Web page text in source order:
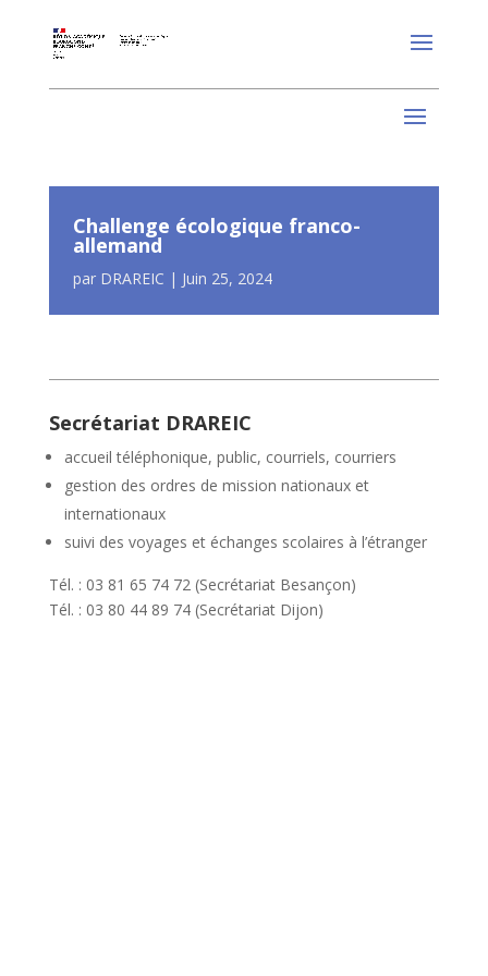
Challenge écologique franco-
allemand
par DRAREIC | Juin 25, 2024
Secrétariat DRAREIC
accueil téléphonique, public, courriels, courriers
gestion des ordres de mission nationaux et
internationaux
suivi des voyages et échanges scolaires à l’étranger
Tél. : 03 81 65 74 72 (Secrétariat Besançon)
Tél. : 03 80 44 89 74 (Secrétariat Dijon)